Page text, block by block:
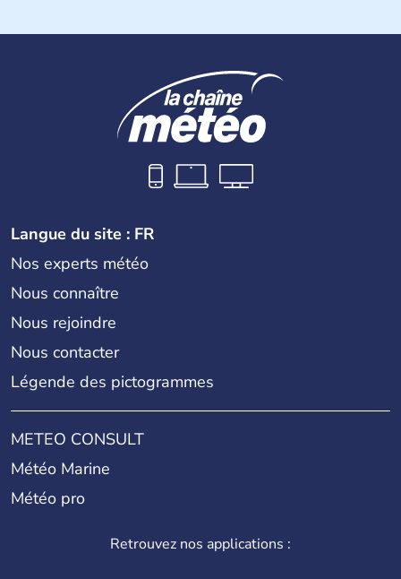
de la population locale est très divers, composée
Langue du site : FR
Nos experts météo
Nous connaître
Nous rejoindre
Nous contacter
Légende des pictogrammes
METEO CONSULT
Météo Marine
Météo pro
Retrouvez nos applications :